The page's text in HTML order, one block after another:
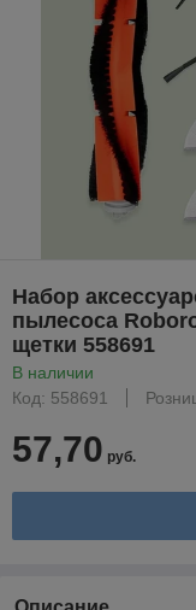
Набор
пылесоса
щетки 558691
В наличии
Код: 558691
57,70 руб.